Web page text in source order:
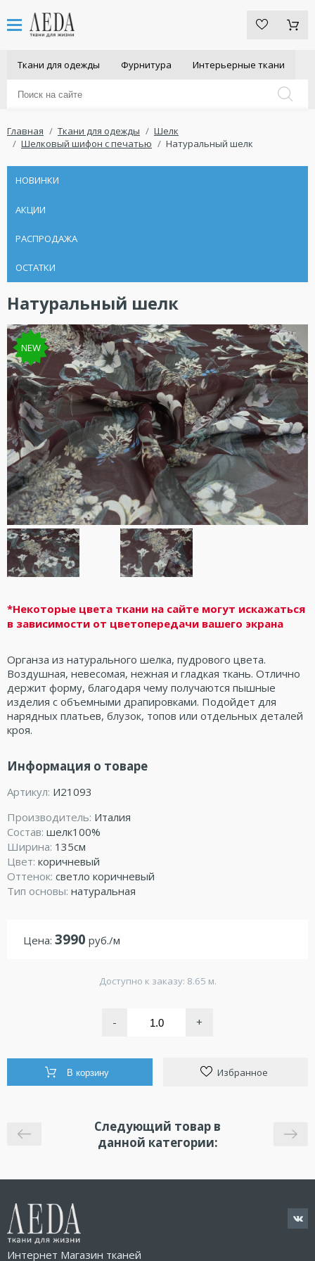
Ткани для одежды Фурнитура Интерьерные ткани
Главная Ткани для одежды
Шелк
Шелковый шифон с печатью
Натуральный шелк
НОВИНКИ
АКЦИИ
РАСПРОДАЖА
ОСТАТКИ
Натуральный шелк
NEW
*Некоторые цвета ткани на сайте могут искажаться
в зависимости от цветопередачи вашего экрана
Органза из натурального шелка, пудрового цвета.
Воздушная, невесомая, нежная и гладкая ткань. Отлично
держит форму, благодаря чему получаются пышные
изделия с объемными драпировками. Подойдет для
нарядных платьев, блузок, топов или отдельных деталей
кроя.
Информация о товаре
Артикул: И21093
Производитель: Италия
Состав: шелк100%
Ширина: 135см
Цвет: коричневый
Оттенок: светло коричневый
Тип основы: натуральная
Цена: 3990 руб./м
Доступно к заказу: 8.65 м.
- +
В корзину Избранное
Следующий товар в
данной категории:
Интернет Магазин тканей